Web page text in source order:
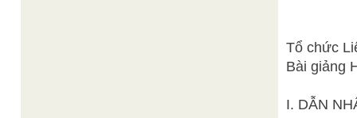
Tổ chức
Bài giảng
I. DẪN